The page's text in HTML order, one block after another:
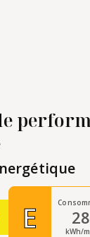
D
E kWh/